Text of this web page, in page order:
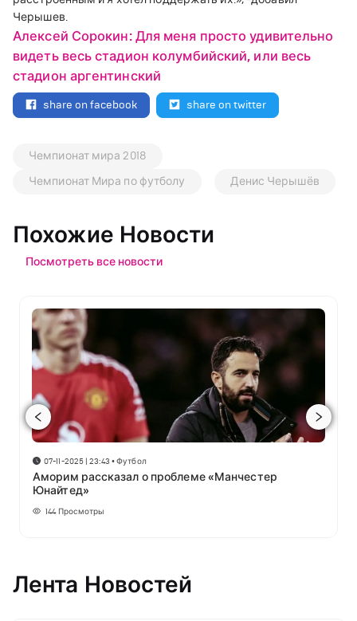
Черышев.
Алексей Сорокин: Для меня просто удивительно
видеть весь стадион колумбийский, или весь
стадион аргентинский
share on facebook share on twitter
Чемпионат мира 2018
Чемпионат Мира по футболу
Денис Черышёв
Похожие Новости
Посмотреть все новости
07-11-2025 | 23:43 •Футбол
Аморим рассказал о проблеме «Манчестер
Юнайтед»
144 Просмотры
Лента Новостей